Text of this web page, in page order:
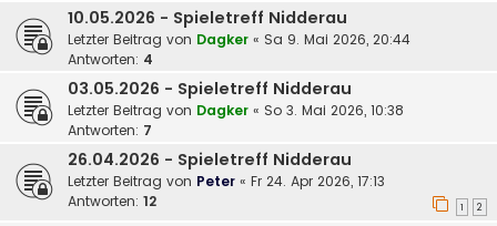
10.05.2026 - Spieletreff Nidderau
Letzter Beitrag von Dagker « Sa 9. Mai 2026, 20:44
Antworten: 4
03.05.2026 - Spieletreff Nidderau
Letzter Beitrag von Dagker « So 3. Mai 2026, 10:38
Antworten: 7
26.04.2026 - Spieletreff Nidderau
Letzter Beitrag von Peter « Fr 24. Apr 2026, 17:13
Antworten: 12 1 2